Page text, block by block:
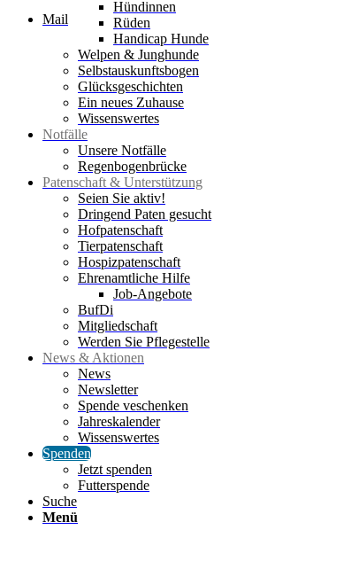
Mail
Hündinnen
Rüden
Handicap Hunde
Welpen & Junghunde
Selbstauskunftsbogen
Glücksgeschichten
Ein neues Zuhause
Wissenswertes
Notfälle
Unsere Notfälle
Regenbogenbrücke
Patenschaft & Unterstützung
Seien Sie aktiv!
Dringend Paten gesucht
Hofpatenschaft
Tierpatenschaft
Hospizpatenschaft
Ehrenamtliche Hilfe
Job-Angebote
BufDi
Mitgliedschaft
Werden Sie Pflegestelle
News & Aktionen
News
Newsletter
Spende veschenken
Jahreskalender
Wissenswertes
Spenden
Jetzt spenden
Futterspende
Suche
Menü